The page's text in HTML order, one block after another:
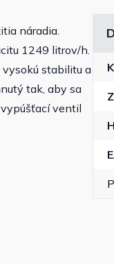
náradia.
1249 litrov/h.
stabilitu a
tak, aby sa
ventil